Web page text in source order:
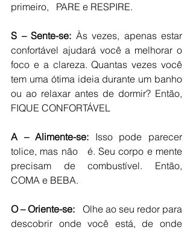
primeiro,   PARE e RESPIRE.
S – Sente-se: Às vezes, apenas estar
confortável ajudará você a melhorar o
foco e a clareza. Quantas vezes você
tem uma ótima ideia durante um banho
ou ao relaxar antes de dormir? Então,
FIQUE CONFORTÁVEL
A – Alimente-se: Isso pode parecer
tolice, mas não   é. Seu corpo e mente
precisam de combustível. Então,
COMA e BEBA.
O – Oriente-se:
   Olhe ao seu redor para
descobrir onde você está, de onde